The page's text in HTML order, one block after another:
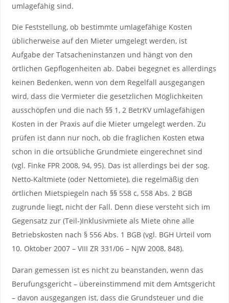
umlagefähig sind.
Die Feststellung, ob bestimmte umlagefähige Kosten
üblicherweise auf den Mieter umgelegt werden, ist
Aufgabe der Tatsacheninstanzen und hängt von den
örtlichen Gepflogenheiten ab. Dabei begegnet es allerdings
keinen Bedenken, wenn von dem Regelfall ausgegangen
wird, dass die Vermieter die gesetzlichen Möglichkeiten
ausschöpfen und die nach §§ 1, 2 BetrKV umlagefähigen
Kosten in der Praxis auf die Mieter umgelegt werden. Zu
prüfen ist dann nur noch, ob die fraglichen Kosten etwa
schon in die ortsübliche Grundmiete eingerechnet sind
(vgl. Finke FPR 2008, 94, 95). Das ist allerdings bei der sog.
Netto-Kaltmiete (oder Nettomiete), die regelmäßig den
örtlichen Mietspiegeln nach §§ 558 c, 558 Abs. 2 BGB
zugrunde liegt, nicht der Fall. Denn diese versteht sich im
Gegensatz zur (Teil-)Inklusivmiete als Miete ohne alle
Betriebskosten nach § 556 Abs. 1 BGB (vgl. BGH Urteil vom
10. Oktober 2007 – VIII ZR 331/06 – NJW 2008, 848).
Daran gemessen ist es nicht zu beanstanden, wenn das
Berufungsgericht – übereinstimmend mit dem Amtsgericht
– davon ausgegangen ist, dass die Grundsteuer und die